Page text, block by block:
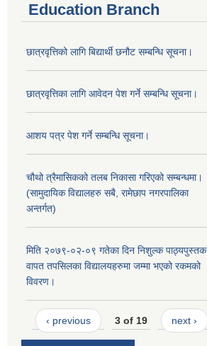
Education Branch
छात्रवृत्तिको लागि बिद्यार्थी छनौट सम्बन्धि सूचना।
छात्रवृत्तिका लागि आवेदन पेश गर्ने सम्बन्धि सूचना।
आशय पत्र पेश गर्ने सम्बन्धि सूचना।
चौथो त्रैमासिकको तलब निकासा गरिएको सम्बन्धमा।
(सामुदायिक विद्यालहरु सबै, रामेछाप नगरपालिका
अन्तर्गत)
मिति २०७९-०२-०९ गतेका दिन निशुल्क पाठ्यपुस्तक
वापत तपसिलका विद्यालयहरुमा जम्मा भएको रकमको
विवरण।
‹ previous 3 of 19 next ›